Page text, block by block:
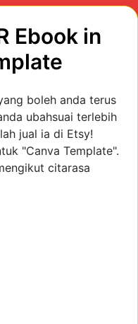
Ebook in
boleh anda terus
ubahsuai terlebih
jual ia di Etsy!
"Canva Template".
citarasa